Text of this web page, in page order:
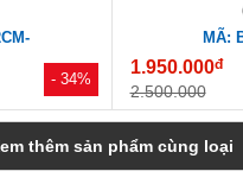
- 34%
MÃ:
1.950.000đ
2.500.000
thêm sản phẩm cùng loại